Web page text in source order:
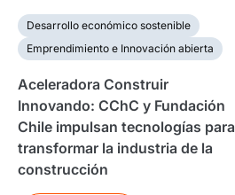
Desarrollo económico sostenible
Emprendimiento e Innovación abierta
Aceleradora Construir
Innovando: CChC y Fundación
Chile impulsan tecnologías para
transformar la industria de la
construcción